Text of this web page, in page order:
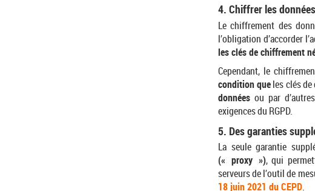
4. Chiffrer les données
Le chiffrement des
l’obligation d’accorder
les clés de chiffrement
Cependant, le
condition queles clés
données ou par
exigences du RGPD.
5. Des garanties
La seule garantie
(« proxy »), qui
serveurs de l’outil de
18 juin 2021 du CEPD.